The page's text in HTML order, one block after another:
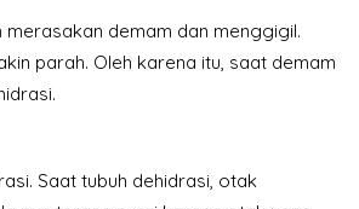
merasakan demam dan menggigil.
parah. Oleh karena itu, saat demam
Saat tubuh dehidrasi, otak